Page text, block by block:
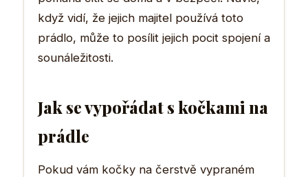
když vidí, že jejich majitel používá toto
prádlo, může to posílit jejich pocit spojení a
sounáležitosti.
Jak se vypořádat s kočkami na
prádle
Pokud vám kočky na čerstvě vypraném